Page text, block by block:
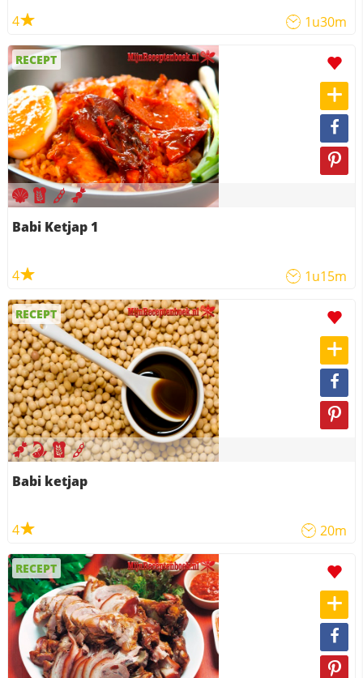
4 1u30m
RECEPT
Babi Ketjap 1
4 1u15m
RECEPT
Babi ketjap
4 20m
RECEPT